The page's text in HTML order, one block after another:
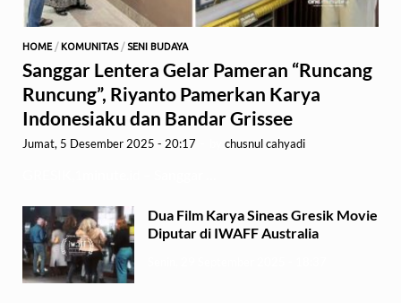
HOME / KOMUNITAS/ SENI BUDAYA
Sanggar Lentera Gelar Pameran “Runcang
Runcung”, Riyanto Pamerkan Karya
Indonesiaku dan Bandar Grissee
Jumat, 5 Desember 2025 - 20:17 chusnul cahyadi
Dua Film Karya Sineas Gresik Movie
Diputar di IWAFF Australia